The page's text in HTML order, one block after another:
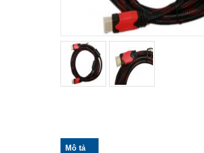
col_horizontal
Mô tả(tab